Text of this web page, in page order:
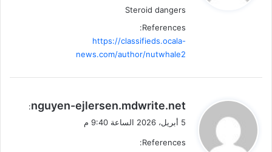
Steroid dangers
References:
https://classifieds.ocala-
news.com/author/nutwhale2
ي
ل
nguyen-ejlersen.mdwrite.net
:
5 أبريل، 2026 الساعة 9:40 م
References: